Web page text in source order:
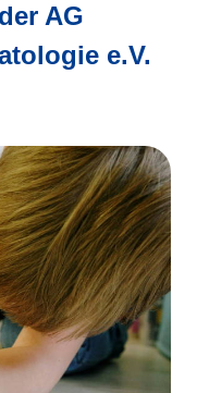
AG
e.V.